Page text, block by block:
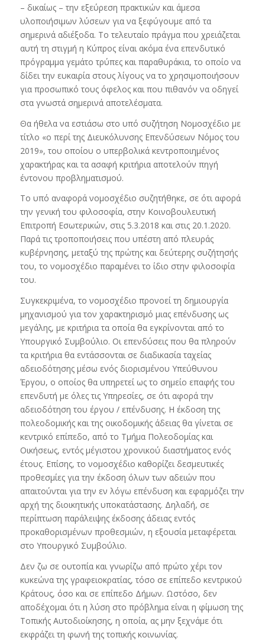
– δικαίως – την εξεύρεση πρακτικών και άμεσα
υλοποιήσιμων λύσεων για να ξεφύγουμε από τα
σημερινά αδιέξοδα. Το τελευταίο πράγμα που χρειάζεται
αυτή τη στιγμή η Κύπρος είναι ακόμα ένα επενδυτικό
πρόγραμμα γεμάτο τρύπες και παραθυράκια, το οποίο να
δίδει την ευκαιρία στους λίγους να το χρησιμοποιήσουν
για προσωπικό τους όφελος και που πιθανόν να οδηγεί
στα γνωστά σημερινά αποτελέσματα.
Θα ήθελα να εστιάσω στο υπό συζήτηση Νομοσχέδιο με
τίτλο «ο περί της Διευκόλυνσης Επενδύσεων Νόμος του
2019», του οποίου ο υπερβολικά κεντροποιημένος
χαρακτήρας και τα ασαφή κριτήρια αποτελούν πηγή
έντονου προβληματισμού.
Το υπό αναφορά νομοσχέδιο συζητήθηκε, σε ότι αφορά
την γενική του φιλοσοφία, στην Κοινοβουλευτική
Επιτροπή Εσωτερικών, στις 5.3.2018 και στις 20.1.2020.
Παρά τις τροποποιήσεις που υπέστη από πλευράς
κυβέρνησης, μεταξύ της πρώτης και δεύτερης συζήτησής
του, το νομοσχέδιο παραμένει το ίδιο στην φιλοσοφία
του.
Συγκεκριμένα, το νομοσχέδιο προνοεί τη δημιουργία
μηχανισμού για τον χαρακτηρισμό μιας επένδυσης ως
μεγάλης, με κριτήρια τα οποία θα εγκρίνονται από το
Υπουργικό Συμβούλιο. Οι επενδύσεις που θα πληρούν
τα κριτήρια θα εντάσσονται σε διαδικασία ταχείας
αδειοδότησης μέσω ενός διορισμένου Υπεύθυνου
Έργου, ο οποίος θα υπηρετεί ως το σημείο επαφής του
επενδυτή με όλες τις Υπηρεσίες, σε ότι αφορά την
αδειοδότηση του έργου / επένδυσης. Η έκδοση της
πολεοδομικής και της οικοδομικής άδειας θα γίνεται σε
κεντρικό επίπεδο, από το Τμήμα Πολεοδομίας και
Οικήσεως, εντός μέγιστου χρονικού διαστήματος ενός
έτους. Επίσης, το νομοσχέδιο καθορίζει δεσμευτικές
προθεσμίες για την έκδοση όλων των αδειών που
απαιτούνται για την εν λόγω επένδυση και εφαρμόζει την
αρχή της διοικητικής υποκατάστασης. Δηλαδή, σε
περίπτωση παράλειψης έκδοσης άδειας εντός
προκαθορισμένων προθεσμιών, η εξουσία μεταφέρεται
στο Υπουργικό Συμβούλιο.
Δεν ζω σε ουτοπία και γνωρίζω από πρώτο χέρι τον
κυκεώνα της γραφειοκρατίας, τόσο σε επίπεδο κεντρικού
Κράτους, όσο και σε επίπεδο Δήμων. Ωστόσο, δεν
αποδέχομαι ότι η λύση στο πρόβλημα είναι η φίμωση της
Τοπικής Αυτοδιοίκησης, η οποία, ας μην ξεχνάμε ότι
εκφράζει τη φωνή της τοπικής κοινωνίας.